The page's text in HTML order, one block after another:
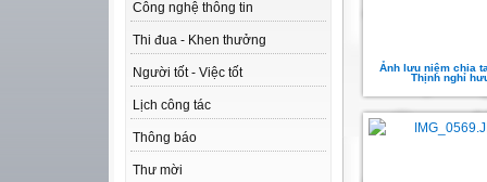
Công nghệ thông tin
Thi đua - Khen thưởng
Người tốt - Việc tốt
Lịch công tác
Thông báo
Thư mời
Ảnh lưu niệm chia
Thịnh nghỉ